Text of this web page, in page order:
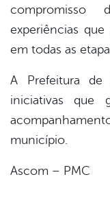
compromisso
experiências
em todas as
A Prefeitura de
iniciativas que
município.
Ascom – PMC